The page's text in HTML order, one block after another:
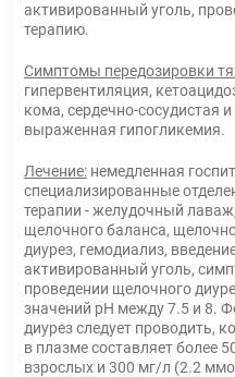
активированный уголь,
терапию.
Симптомы передозировки
гипервентиляция,
кома, сердечно-сосудистая
выраженная гипогликемия.
Лечение: немедленная
специализированные
терапии - желудочный
щелочного баланса,
диурез, гемодиализ,
активированный уголь,
проведении щелочного
значений рН между 7.5 и 8.
диурез следует проводить,
в плазме составляет более
взрослых и 300 мг/л (2.2